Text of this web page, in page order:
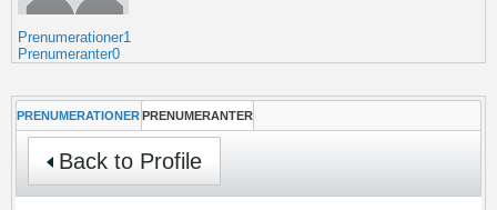
Prenumerationer1
Prenumeranter0
PRENUMERATIONER PRENUMERANTER
Back to Profile